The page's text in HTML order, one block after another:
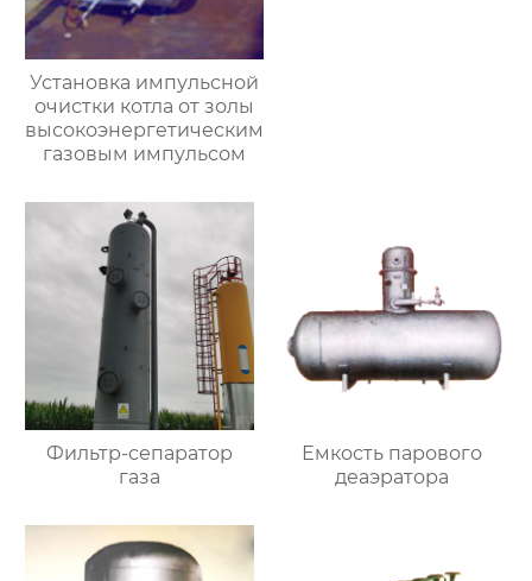
Установка импульсной
очистки котла от золы
высокоэнергетическим
газовым импульсом
Фильтр-сепаратор
газа
Емкость парового
деаэратора